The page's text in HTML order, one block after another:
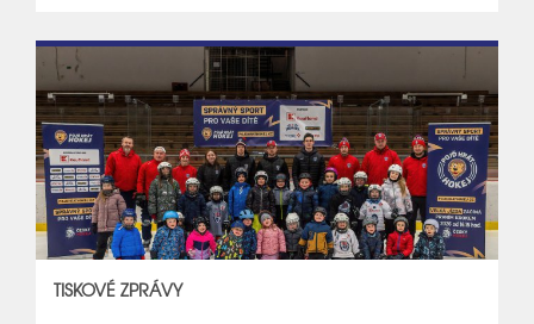
TISKOVÉ ZPRÁVY